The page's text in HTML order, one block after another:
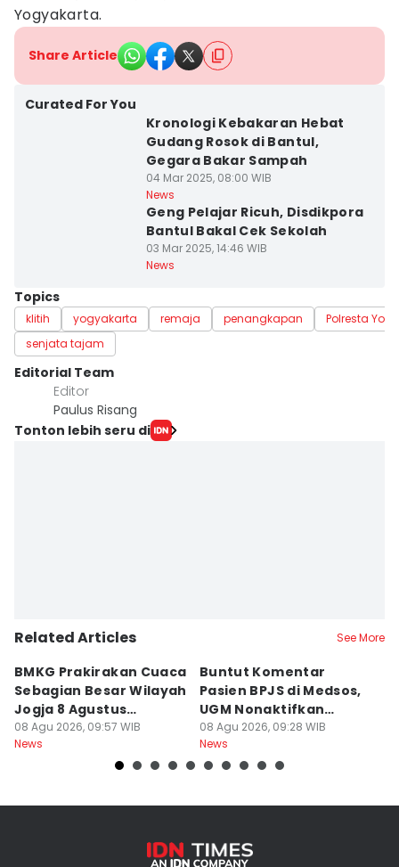
Yogyakarta.
Share Article
Curated For You
Kronologi Kebakaran Hebat
Gudang Rosok di Bantul,
Gegara Bakar Sampah
04 Mar 2025, 08:00 WIB
News
Geng Pelajar Ricuh, Disdikpora
Bantul Bakal Cek Sekolah
03 Mar 2025, 14:46 WIB
News
Topics
klitih yogyakarta remaja penangkapan
Polresta
senjata tajam
Editorial Team
Editor
Paulus Risang
Tonton lebih seru di
Related Articles See More
BMKG Prakirakan Cuaca
Sebagian Besar Wilayah
Jogja 8 Agustus
Berawan
08 Agu 2026, 09:57 WIB
News
Buntut Komentar
Pasien BPJS di Medsos,
UGM Nonaktifkan
Dokter PPDS
08 Agu 2026, 09:28 WIB
News